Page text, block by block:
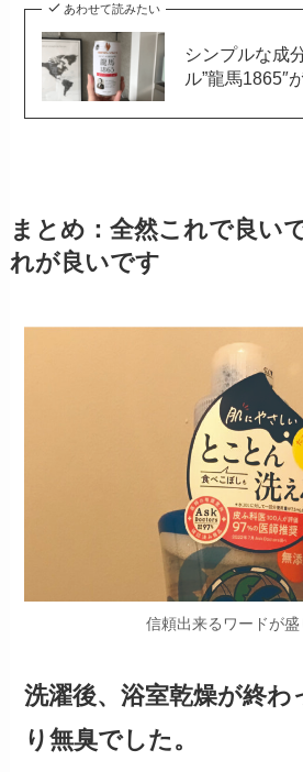
あわせて読みたい
シンプルな成
ル”龍馬1865″
まとめ：全然これで良い
れが良いです
信頼出来るワードが盛
洗濯後、浴室乾燥が終わ
り無臭でした。